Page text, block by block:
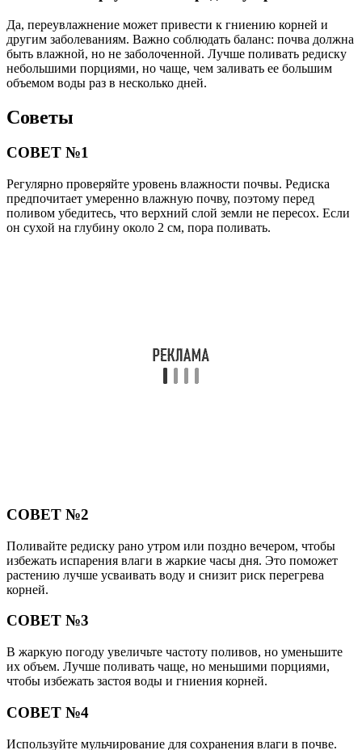
Да, переувлажнение может привести к гниению корней и
другим заболеваниям. Важно соблюдать баланс: почва должна
быть влажной, но не заболоченной. Лучше поливать редиску
небольшими порциями, но чаще, чем заливать ее большим
объемом воды раз в несколько дней.
Советы
СОВЕТ №1
Регулярно проверяйте уровень влажности почвы. Редиска
предпочитает умеренно влажную почву, поэтому перед
поливом убедитесь, что верхний слой земли не пересох. Если
он сухой на глубину около 2 см, пора поливать.
удерживать влагу и снизит необходимость в частом поливе,
Поделиться
Отправить
Класснуть
Читайте также: